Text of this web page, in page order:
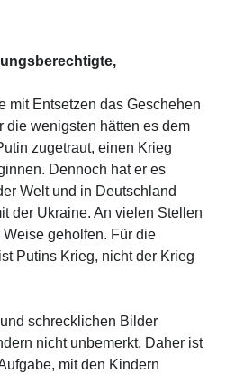
mit Entsetzen das Geschehen
die wenigsten hätten es dem
zugetraut, einen Krieg
Dennoch hat er es
Welt und in Deutschland
der Ukraine. An vielen Stellen
geholfen. Für die
Putins Krieg, nicht der Krieg
schrecklichen Bilder
nicht unbemerkt. Daher ist
mit den Kindern